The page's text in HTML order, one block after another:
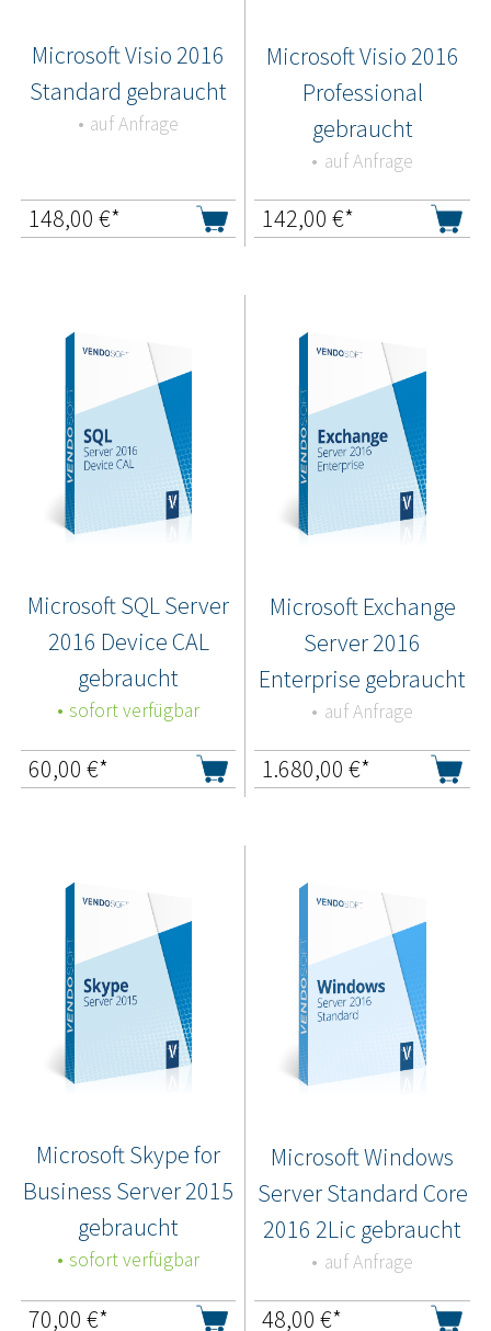
Microsoft Visio 2016
Standard gebraucht
auf Anfrage
148,00 €*
Microsoft Visio 2016
Professional
gebraucht
auf Anfrage
142,00 €*
Microsoft SQL Server
2016 Device CAL
gebraucht
sofort verfügbar
60,00 €*
Microsoft Exchange
Server 2016
Enterprise gebraucht
auf Anfrage
1.680,00 €*
Microsoft Skype for
Business Server 2015
gebraucht
sofort verfügbar
70,00 €*
Microsoft Windows
Server Standard Core
2016 2Lic gebraucht
auf Anfrage
48,00 €*